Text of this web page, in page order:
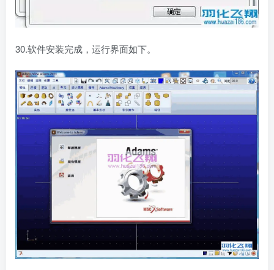
30.软件安装完成，运行界面如下。